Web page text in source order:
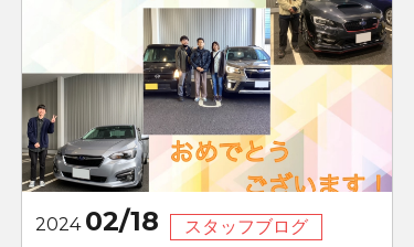
2024 02/18
スタッフブログ